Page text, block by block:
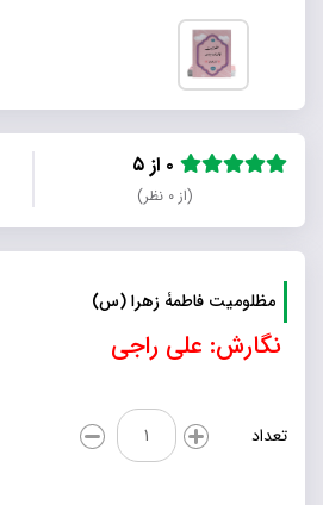
(از ۰ نظر)
مظلومیت فاطمۀ زهرا (س)
نگارش: علی راجی
تعداد
مظلومیت
فاطمۀ
زهرا